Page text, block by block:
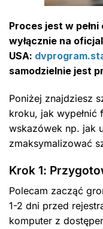
Proces jest w
wyłącznie na
USA:
samodzielnie jest
Poniżej znajdziesz
kroku, jak
wskazówek np. jak
zmaksymalizować
Krok 1:
Polecam zacząć
1-2 dni przed
komputer z